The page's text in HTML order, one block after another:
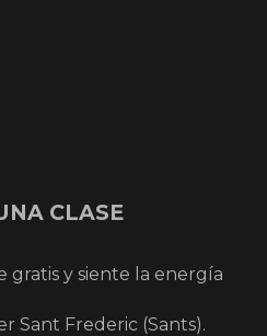
CLASE
gratis y siente la energía
Sant Frederic (Sants).